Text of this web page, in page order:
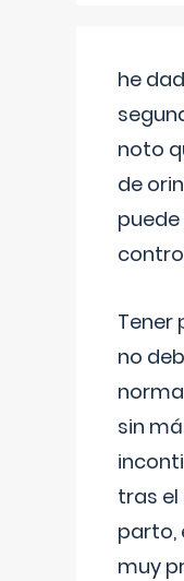
he
noto
de
Tener
no
sin
tras el
parto,
muy